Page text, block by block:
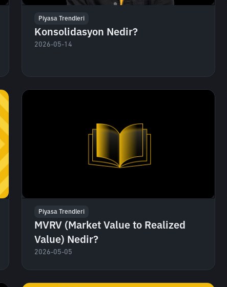
Piyasa Trendleri
Konsolidasyon Nedir?
2026-05-14
Piyasa Trendleri
MVRV (Market Value to Realized
Value) Nedir?
2026-05-05